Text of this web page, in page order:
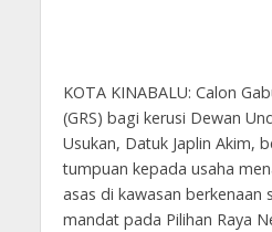
KOTA KINABALU: Calon
(GRS) bagi kerusi Dewan
Usukan, Datuk Japlin Akim,
tumpuan kepada usaha
asas di kawasan berkenaan
mandat pada Pilihan Raya